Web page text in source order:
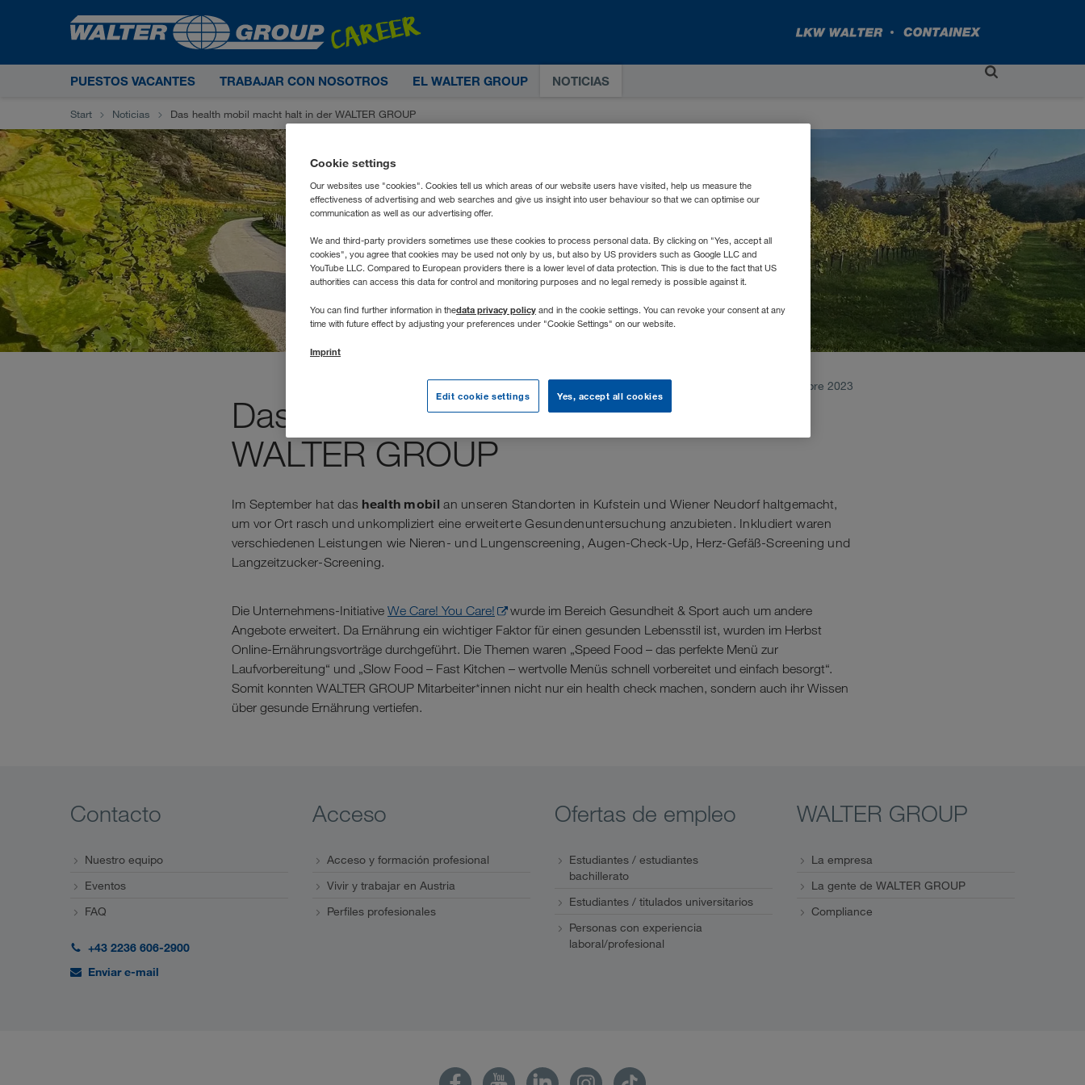
PUESTOS VACANTES TRABAJAR CON NOSOTROS EL WALTER GROUP NOTICIAS
Start Noticias Das health mobil macht halt in der WALTER GROUP
septiembre 2023
Das health mobil macht halt in der
WALTER GROUP
Im September hat das health mobil an unseren Standorten in Kufstein und Wiener Neudorf haltgemacht,
um vor Ort rasch und unkompliziert eine erweiterte Gesundenuntersuchung anzubieten. Inkludiert waren
verschiedenen Leistungen wie Nieren- und Lungenscreening, Augen-Check-Up, Herz-Gefäß-Screening und
Langzeitzucker-Screening.
Die Unternehmens-Initiative We Care! You Care!
wurde im Bereich Gesundheit & Sport auch um andere
Angebote erweitert. Da Ernährung ein wichtiger Faktor für einen gesunden Lebensstil ist, wurden im Herbst
Online-Ernährungsvorträge durchgeführt. Die Themen waren „Speed Food – das perfekte Menü zur
Laufvorbereitung“ und „Slow Food – Fast Kitchen – wertvolle Menüs schnell vorbereitet und einfach besorgt“.
Somit konnten WALTER GROUP Mitarbeiter*innen nicht nur ein health check machen, sondern auch ihr Wissen
über gesunde Ernährung vertiefen.
Contacto
Nuestro equipo
Eventos
FAQ
+43 2236 606-2900
Enviar e-mail
Acceso
Acceso y formación profesional
Vivir y trabajar en Austria
Perfiles profesionales
Ofertas de empleo
Estudiantes / estudiantes
bachillerato
Estudiantes / titulados universitarios
Personas con experiencia
laboral/profesional
WALTER GROUP
La empresa
La gente de WALTER GROUP
Compliance
Cookie settings
Our websites use "cookies". Cookies tell us which areas of our website users have visited, help us measure the
effectiveness of advertising and web searches and give us insight into user behaviour so that we can optimise our
communication as well as our advertising offer.
We and third-party providers sometimes use these cookies to process personal data. By clicking on "Yes, accept all
cookies", you agree that cookies may be used not only by us, but also by US providers such as Google LLC and
YouTube LLC. Compared to European providers there is a lower level of data protection. This is due to the fact that US
authorities can access this data for control and monitoring purposes and no legal remedy is possible against it.
You can find further information in thedata privacy policy and in the cookie settings. You can revoke your consent at any
time with future effect by adjusting your preferences under "Cookie Settings" on our website.
Imprint
Edit cookie settings Yes, accept all cookies